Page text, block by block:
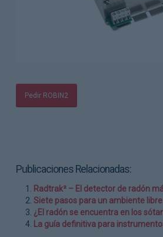
Pedir ROBIN2
Publicaciones Relacionadas:
Radtrak² – El detector de radón
Siete pasos para un ambiente
¿El radón se encuentra en los
La guía definitiva para